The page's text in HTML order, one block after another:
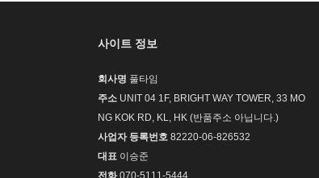
사이트 정보
회사명 풀타임
주소 UNIT 04 1F, BRIGHT WAY TOWER, 33 MO
NG KOK RD, KL, HK (반품주소 아닙니다.)
사업자 등록번호 82220-06-826532
대표 이승준
전화070-5111-5444